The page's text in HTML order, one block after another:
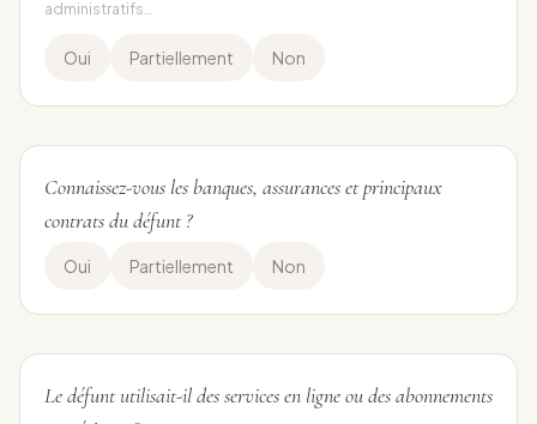
administratifs…
Oui Partiellement Non
Connaissez-vous les banques, assurances et principaux
contrats du défunt ?
Oui Partiellement Non
Le défunt utilisait-il des services en ligne ou des abonnements